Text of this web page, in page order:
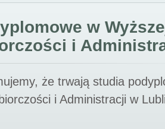
w
i
że trwają studia
i Administracji w